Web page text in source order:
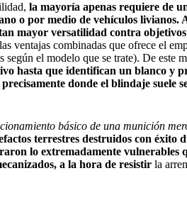
la mayoría apenas requiere de
o por medio de vehículos
mayor versatilidad contra
ventajas combinadas que ofrece el
según el modelo que se trate). De este
hasta que identifican un blanco y
donde el blindaje suele
básico de una munición
terrestres destruidos con éxito
lo extremadamente vulnerables
a la hora de resistir la